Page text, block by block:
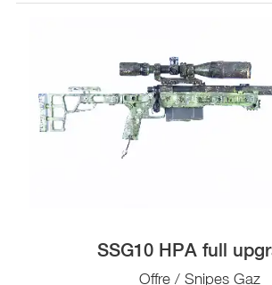
SSG10 HPA full
Offre / Snipes Gaz